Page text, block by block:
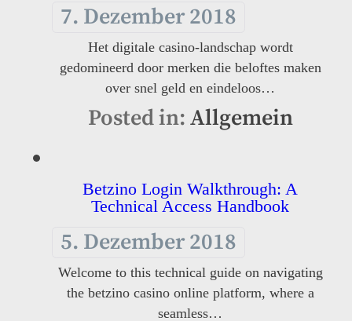
7. Dezember 2018
Het digitale casino-landschap wordt
gedomineerd door merken die beloftes maken
over snel geld en eindeloos…
Posted in: Allgemein
Betzino Login Walkthrough: A
Technical Access Handbook
5. Dezember 2018
Welcome to this technical guide on navigating
the betzino casino online platform, where a
seamless…